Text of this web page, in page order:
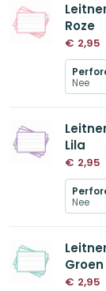
Roze
€ 2,95
Lila
€ 2,95
Groen
€ 2,95